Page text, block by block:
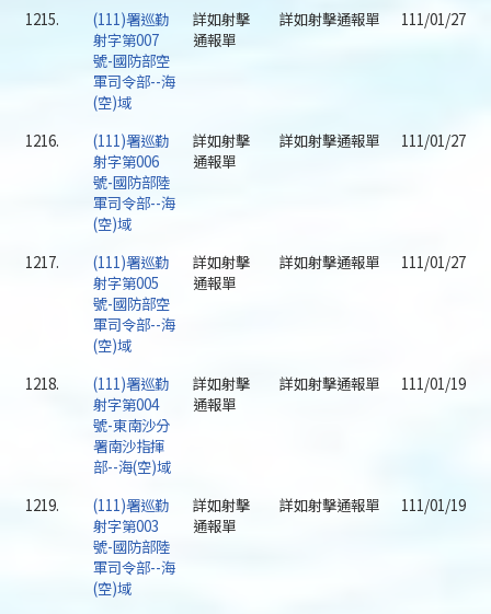
1215.
(111)署巡勤
射字第007
號-國防部空
軍司令部--海
(空)域
詳如射擊
通報單
詳如射擊通報單 111/01/27
1216.
(111)署巡勤
射字第006
號-國防部陸
軍司令部--海
(空)域
詳如射擊
通報單
詳如射擊通報單 111/01/27
1217.
(111)署巡勤
射字第005
號-國防部空
軍司令部--海
(空)域
詳如射擊
通報單
詳如射擊通報單 111/01/27
1218.
(111)署巡勤
射字第004
號-東南沙分
署南沙指揮
部--海(空)域
詳如射擊
通報單
詳如射擊通報單 111/01/19
1219.
(111)署巡勤
射字第003
號-國防部陸
軍司令部--海
(空)域
詳如射擊
通報單
詳如射擊通報單 111/01/19